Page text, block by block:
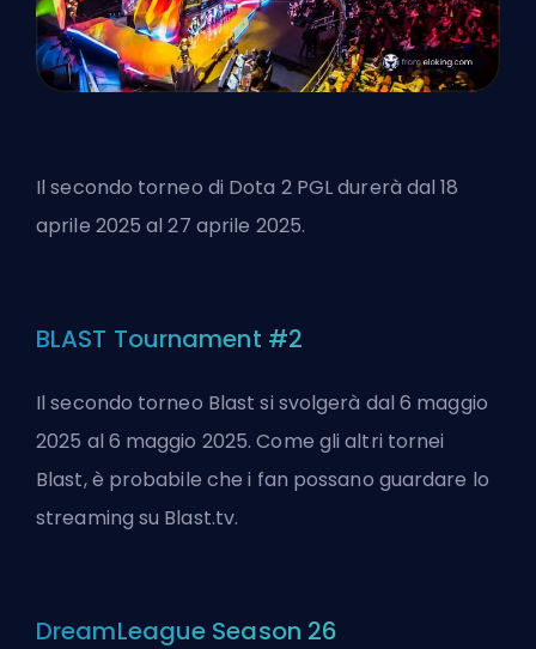
Il secondo torneo di Dota 2 PGL durerà dal 18
aprile 2025 al 27 aprile 2025.
BLAST Tournament #2
Il secondo torneo Blast si svolgerà dal 6 maggio
2025 al 6 maggio 2025. Come gli altri tornei
Blast, è probabile che i fan possano guardare lo
streaming su Blast.tv.
DreamLeague Season 26